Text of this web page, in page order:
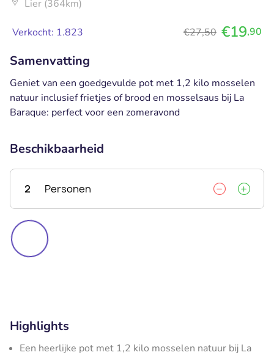
Lier (364km)
Verkocht: 1.823 €27,50 €19,90
Samenvatting
Geniet van een goedgevulde pot met 1,2 kilo mosselen
natuur inclusief frietjes of brood en mosselsaus bij La
Baraque: perfect voor een zomeravond
Beschikbaarheid
2 Personen
Highlights
Een heerlijke pot met 1,2 kilo mosselen natuur bij La